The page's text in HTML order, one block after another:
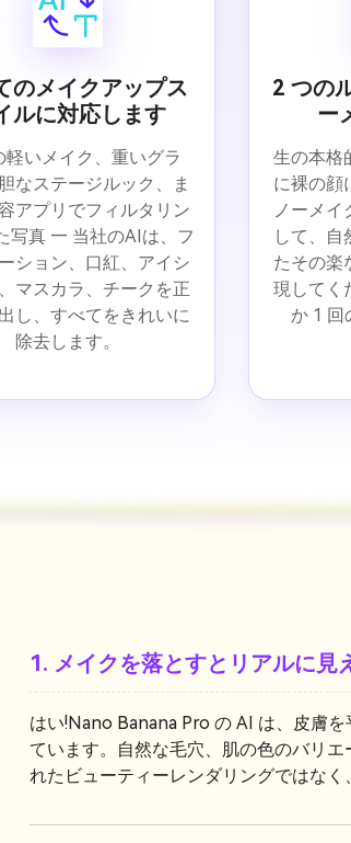
のメイクアップス
ルに対応します
軽いメイク、重いグラ
なステージルック、ま
アプリでフィルタリン
写真 — 当社のAIは、フ
ション、口紅、アイシ
マスカラ、チークを正
し、すべてをきれいに
除去します。
2 つの
ー
生の本格
に裸の顔
ノーメイ
して、自
たその楽
現してく
か 1 回
1. メイクを落とすとリアルに見
はい!Nano Banana Pro の AI は、皮膚
ています。自然な毛穴、肌の色のバリ
れたビューティーレンダリングではなく